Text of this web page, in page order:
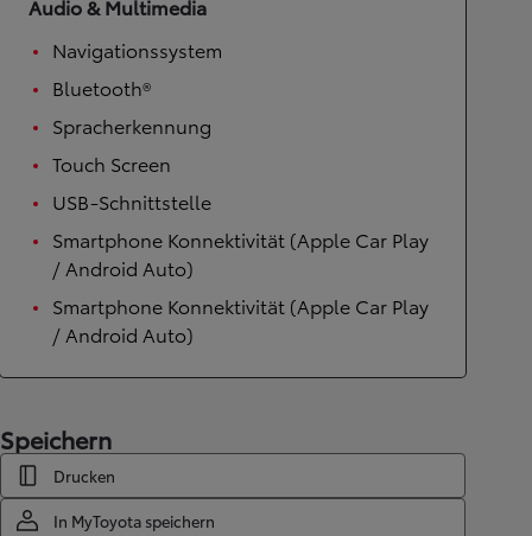
Audio & Multimedia
Navigationssystem
Bluetooth®
Spracherkennung
Touch Screen
USB-Schnittstelle
Smartphone Konnektivität (Apple Car Play
/ Android Auto)
Smartphone Konnektivität (Apple Car Play
/ Android Auto)
Speichern
Drucken
In MyToyota speichern